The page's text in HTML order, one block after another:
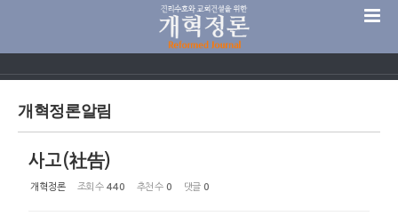
개혁정론알림
사고(社告)
개혁정론 조회 수 440 추천 수 0 댓글 0
Sketchbook5, 스케치북5
Sketchbook5, 스케치북5